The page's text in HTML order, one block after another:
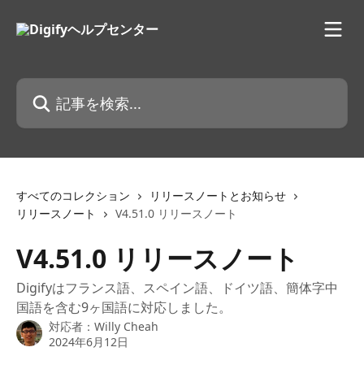
記事を検索...
すべてのコレクション
リリースノートとお知らせ
リリースノート
V4.51.0 リリースノート
V4.51.0 リリースノート
Digifyはフランス語、スペイン語、ドイツ語、簡体字中
国語を含む9ヶ国語に対応しました。
対応者： Willy Cheah
2024年6月12日